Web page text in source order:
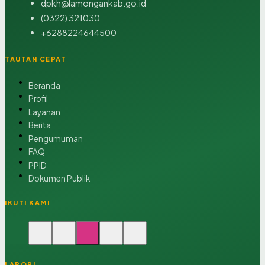
dpkh@lamongankab.go.id
(0322) 321030
+6288224644500
TAUTAN CEPAT
Beranda
Profil
Layanan
Berita
Pengumuman
FAQ
PPID
Dokumen Publik
IKUTI KAMI